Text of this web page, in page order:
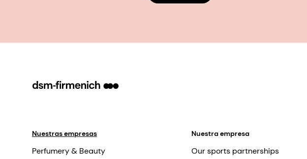
Nuestras empresas
Perfumery & Beauty
Nuestra empresa
Our sports partnerships